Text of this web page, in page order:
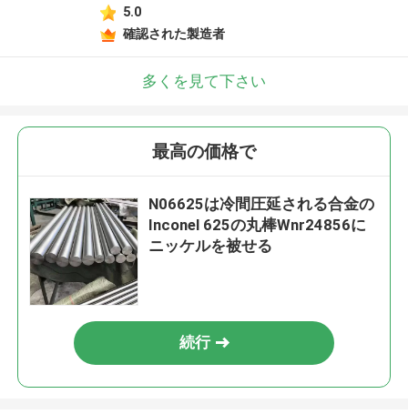
5.0
確認された製造者
多くを見て下さい
最高の価格で
N06625は冷間圧延される合金の
Inconel 625の丸棒Wnr24856に
ニッケルを被せる
続行